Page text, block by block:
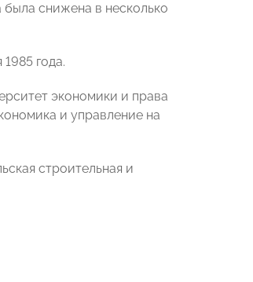
снижена в несколько
года.
экономики и права
и управление на
строительная и